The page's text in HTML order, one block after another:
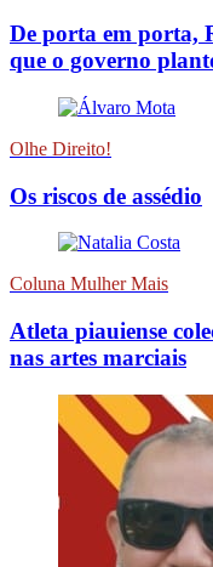
De porta em porta,
que o governo
Olhe Direito!
Os riscos de assédio
Coluna Mulher Mais
Atleta piauiense
nas artes marciais